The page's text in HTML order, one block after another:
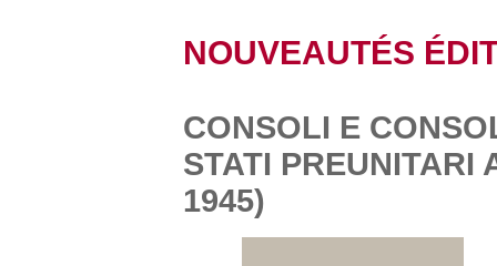
NOUVEAUTÉS
CONSOLI E
STATI PREUNITARI
1945)